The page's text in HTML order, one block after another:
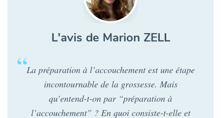
L'avis de Marion ZELL
La préparation à l’accouchement est une étape
incontournable de la grossesse. Mais
qu’entend-t-on par “préparation à
l’accouchement” ? En quoi consiste-t-elle et